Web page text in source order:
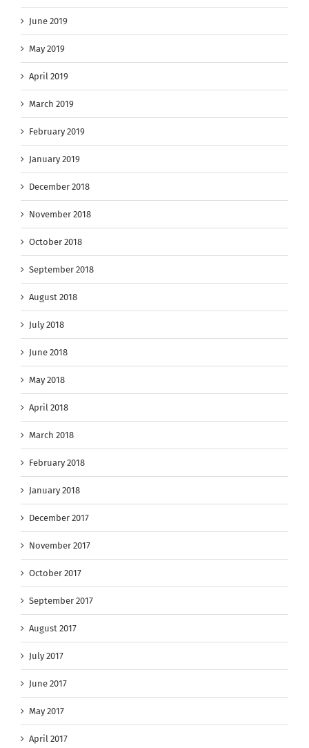
June 2019
May 2019
April 2019
March 2019
February 2019
January 2019
December 2018
November 2018
October 2018
September 2018
August 2018
July 2018
June 2018
May 2018
April 2018
March 2018
February 2018
January 2018
December 2017
November 2017
October 2017
September 2017
August 2017
July 2017
June 2017
May 2017
April 2017